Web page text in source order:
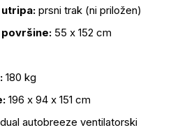
prsni trak (ni priložen)
55 x 152 cm
180 kg
196 x 94 x 151 cm
dual autobreeze ventilatorski